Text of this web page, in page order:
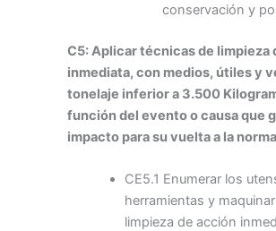
conservación y
C5: Aplicar técnicas de limpieza
inmediata, con medios, útiles y
tonelaje inferior a 3.500
función del evento o causa que
impacto para su vuelta a la
CE5.1 Enumerar los
herramientas y
limpieza de acción